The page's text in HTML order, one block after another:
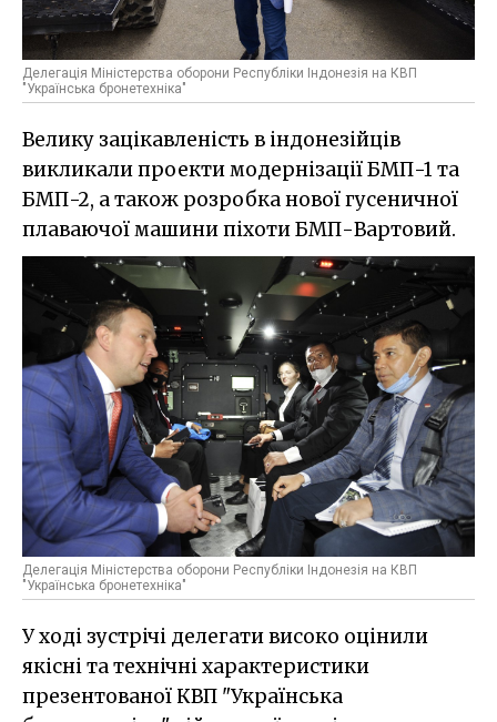
Делегація Міністерства оборони Республіки Індонезія на КВП
"Українська бронетехніка"
Велику зацікавленість в індонезійців
викликали проекти модернізації БМП-1 та
БМП-2, а також розробка нової гусеничної
плаваючої машини піхоти БМП-Вартовий.
Делегація Міністерства оборони Республіки Індонезія на КВП
"Українська бронетехніка"
У ході зустрічі делегати високо оцінили
якісні та технічні характеристики
презентованої КВП "Українська